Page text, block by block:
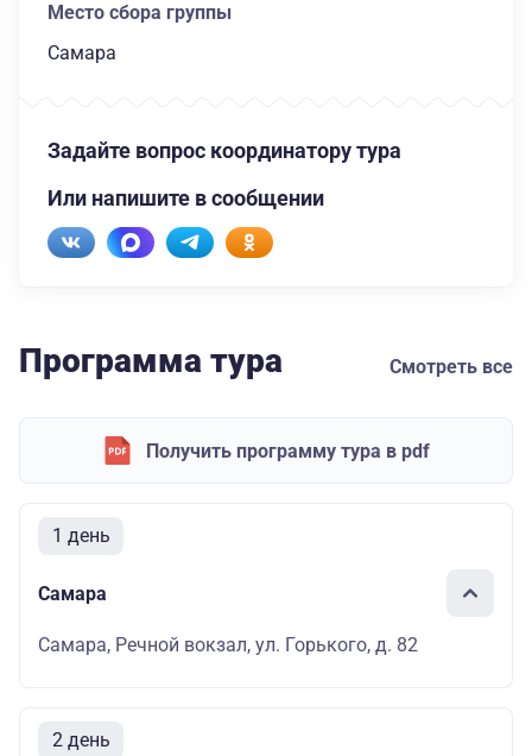
Место сбора группы
Самара
Задайте вопрос координатору тура
Или напишите в сообщении
Программа тура Смотреть все
Получить программу тура в pdf
1 день
Самара
Самара, Речной вокзал, ул. Горького, д. 82
2 день